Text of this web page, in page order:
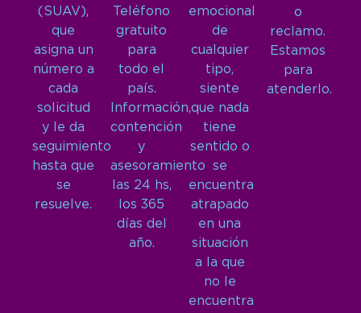
(SUAV),
que
asigna un
número a
cada
solicitud
y le da
seguimiento
hasta que
se
resuelve.
Teléfono
gratuito
para
todo el
país.
Información,
contención
y
asesoramiento
las 24 hs,
los 365
días del
año.
emocional
de
cualquier
tipo,
siente
que nada
tiene
sentido o
se
encuentra
atrapado
en una
situación
a la que
no le
encuentra
o
reclamo.
Estamos
para
atenderlo.